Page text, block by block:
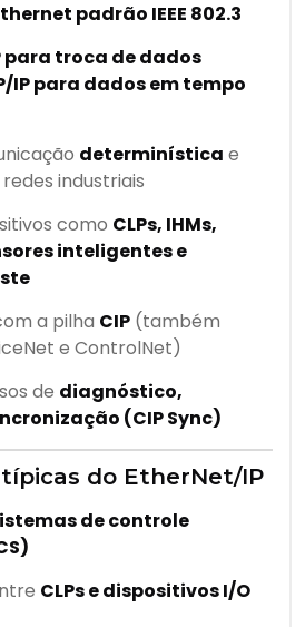
padrão IEEE 802.3
para troca de dados
IP para dados em tempo
determinística e
industriais
como CLPs, IHMs,
inteligentes e
a pilha CIP (também
e ControlNet)
de diagnóstico,
(CIP Sync)
típicas do EtherNet/IP
de controle
CLPs e dispositivos I/O